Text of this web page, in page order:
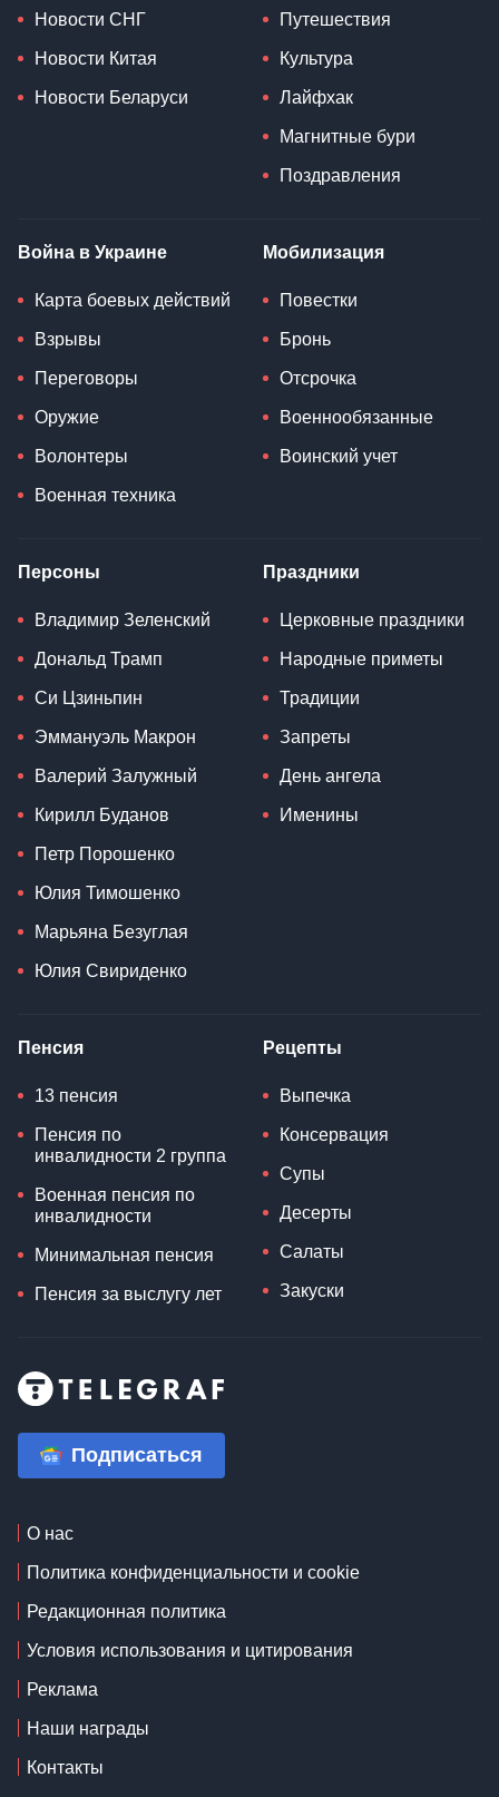
Новости СНГ
Новости Китая
Новости Беларуси
Путешествия
Культура
Лайфхак
Магнитные бури
Поздравления
Война в Украине
Карта боевых действий
Взрывы
Переговоры
Оружие
Волонтеры
Военная техника
Мобилизация
Повестки
Бронь
Отсрочка
Военнообязанные
Воинский учет
Персоны
Владимир Зеленский
Дональд Трамп
Си Цзиньпин
Эммануэль Макрон
Валерий Залужный
Кирилл Буданов
Петр Порошенко
Юлия Тимошенко
Марьяна Безуглая
Юлия Свириденко
Праздники
Церковные праздники
Народные приметы
Традиции
Запреты
День ангела
Именины
Пенсия
13 пенсия
Пенсия по
инвалидности 2 группа
Военная пенсия по
инвалидности
Минимальная пенсия
Пенсия за выслугу лет
Рецепты
Выпечка
Консервация
Супы
Десерты
Салаты
Закуски
Подписаться
О нас
Политика конфиденциальности и cookie
Редакционная политика
Условия использования и цитирования
Реклама
Наши награды
Контакты